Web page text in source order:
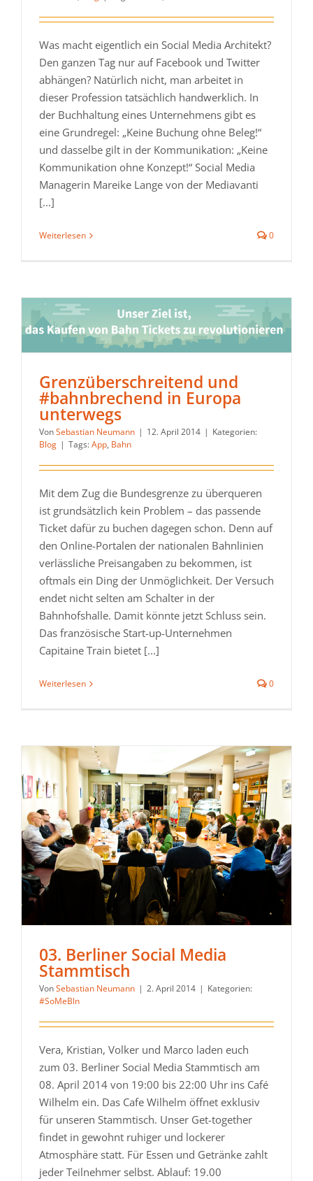
Was macht eigentlich ein Social Media Architekt?
Den ganzen Tag nur auf Facebook und Twitter
abhängen? Natürlich nicht, man arbeitet in
dieser Profession tatsächlich handwerklich. In
der Buchhaltung eines Unternehmens gibt es
eine Grundregel: „Keine Buchung ohne Beleg!“
und dasselbe gilt in der Kommunikation: „Keine
Kommunikation ohne Konzept!“ Social Media
Managerin Mareike Lange von der Mediavanti
[...]
Weiterlesen 0
Grenzüberschreitend und
#bahnbrechend in Europa
unterwegs
VonSebastian Neumann | 12. April 2014 | Kategorien:
Blog | Tags:App, Bahn
Mit dem Zug die Bundesgrenze zu überqueren
ist grundsätzlich kein Problem – das passende
Ticket dafür zu buchen dagegen schon. Denn auf
den Online-Portalen der nationalen Bahnlinien
verlässliche Preisangaben zu bekommen, ist
oftmals ein Ding der Unmöglichkeit. Der Versuch
endet nicht selten am Schalter in der
Bahnhofshalle. Damit könnte jetzt Schluss sein.
Das französische Start-up-Unternehmen
Capitaine Train bietet [...]
Weiterlesen 0
03. Berliner Social Media
Stammtisch
VonSebastian Neumann | 2. April 2014 | Kategorien:
#SoMeBln
Vera, Kristian, Volker und Marco laden euch
zum 03. Berliner Social Media Stammtisch am
08. April 2014 von 19:00 bis 22:00 Uhr ins Café
Wilhelm ein. Das Cafe Wilhelm öffnet exklusiv
für unseren Stammtisch. Unser Get-together
findet in gewohnt ruhiger und lockerer
Atmosphäre statt. Für Essen und Getränke zahlt
jeder Teilnehmer selbst. Ablauf: 19.00